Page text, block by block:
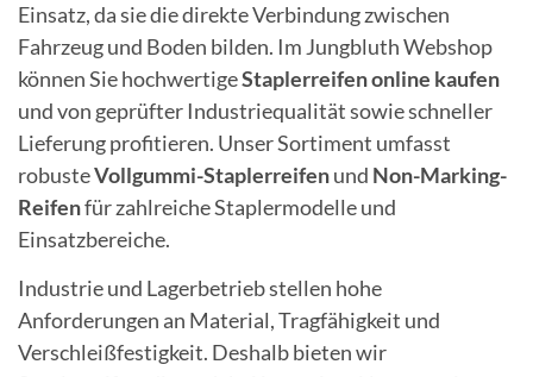
Einsatz, da sie die direkte Verbindung zwischen
Fahrzeug und Boden bilden. Im Jungbluth Webshop
können Sie hochwertigeStaplerreifen online kaufen
und von geprüfter Industriequalität sowie schneller
Lieferung profitieren. Unser Sortiment umfasst
robusteVollgummi-Staplerreifenund Non-Marking-
Reifenfür zahlreiche Staplermodelle und
Einsatzbereiche.
Industrie und Lagerbetrieb stellen hohe
Anforderungen an Material, Tragfähigkeit und
Verschleißfestigkeit. Deshalb bieten wir